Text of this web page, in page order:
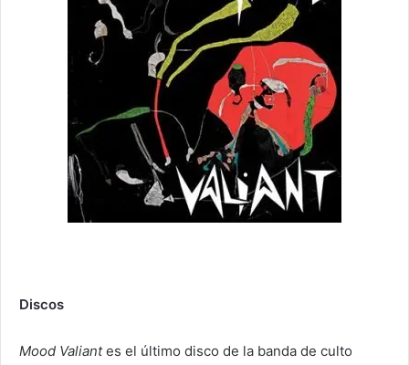
Discos
Mood Valiantes el último disco de la banda de culto